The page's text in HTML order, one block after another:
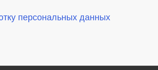
персональных данных